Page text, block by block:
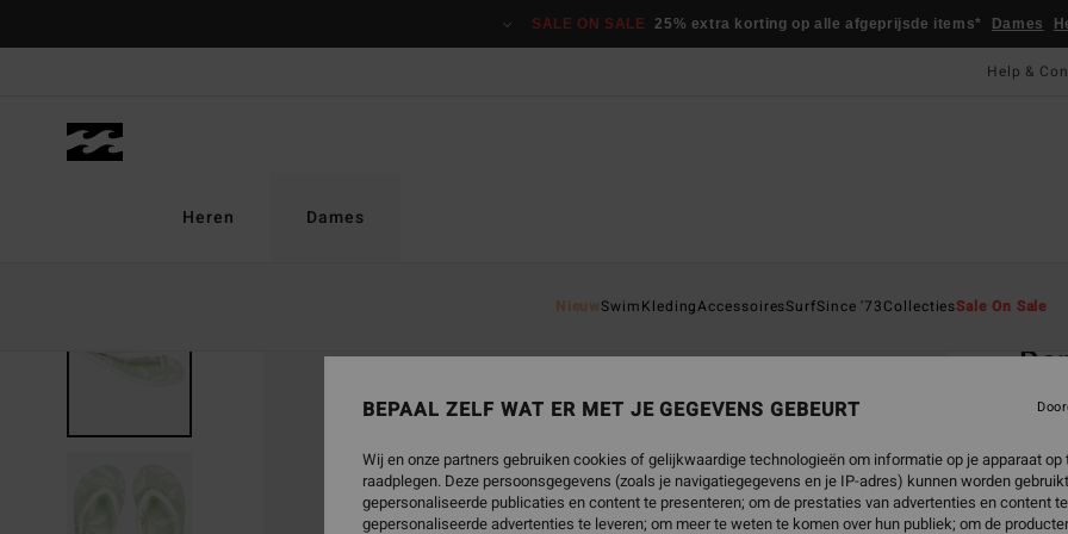
SALE ON SALE 25% extra korting op alle afgeprijsde items* Dames
Help &
Heren Dames
NieuwSwimKledingAccessoiresSurfSince '73CollectiesSale On Sale
€
€
BEPAAL ZELF WAT ER MET JE GEGEVENS GEBEURT
Wij en onze partners gebruiken cookies of gelijkwaardige technologieën om informatie op je apparaat
raadplegen. Deze persoonsgegevens (zoals je navigatiegegevens en je IP-adres) kunnen worden
gepersonaliseerde publicaties en content te presenteren; om de prestaties van advertenties en content
gepersonaliseerde advertenties te leveren; om meer te weten te komen over hun publiek; om de